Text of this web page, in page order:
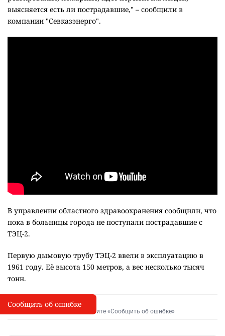
выясняется есть ли пострадавшие," – сообщили в
компании "Севказэнерго".
В управлении областного здравоохранения сообщили, что
пока в больницы города не поступали пострадавшие с
ТЭЦ-2.
Первую дымовую трубу ТЭЦ-2 ввели в эксплуатацию в
1961 году. Её высота 150 метров, а вес несколько тысяч
тонн.
I
Сообщить об опечатке
Выделите фрагмент и нажмите «Сообщить об ошибке»
Сообщить об ошибке